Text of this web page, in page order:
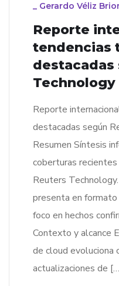
_ Gerardo Véliz
Reporte
tendencias
destacadas
Technology
Reporte
destacadas según
Resumen Síntesis
coberturas
Reuters
presenta en
foco en hechos
Contexto y alcance
de cloud evoluciona
actualizaciones de